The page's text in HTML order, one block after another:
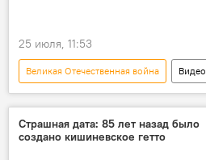
25 июля, 11:53
Великая Отечественная война
Видео
Молдова
Страшная дата: 85 лет назад было
создано кишиневское гетто